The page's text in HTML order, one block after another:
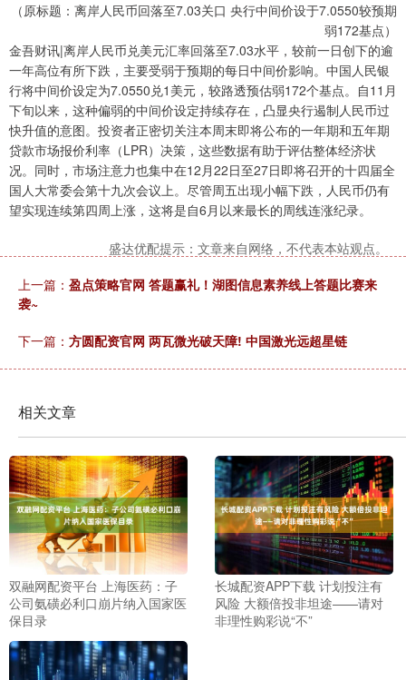
（原标题：离岸人民币回落至7.03关口 央行中间价设于7.0550较预期
弱172基点）
金吾财讯|离岸人民币兑美元汇率回落至7.03水平，较前一日创下的逾
一年高位有所下跌，主要受弱于预期的每日中间价影响。中国人民银
行将中间价设定为7.0550兑1美元，较路透预估弱172个基点。自11月
下旬以来，这种偏弱的中间价设定持续存在，凸显央行遏制人民币过
快升值的意图。投资者正密切关注本周末即将公布的一年期和五年期
贷款市场报价利率（LPR）决策，这些数据有助于评估整体经济状
况。同时，市场注意力也集中在12月22日至27日即将召开的十四届全
国人大常委会第十九次会议上。尽管周五出现小幅下跌，人民币仍有
望实现连续第四周上涨，这将是自6月以来最长的周线连涨纪录。
盛达优配提示：文章来自网络，不代表本站观点。
上一篇： 盈点策略官网 答题赢礼！湖图信息素养线上答题比赛来
袭~
下一篇： 方圆配资官网 两瓦微光破天障! 中国激光远超星链
相关文章
双融网配资平台 上海医药：子
公司氨磺必利口崩片纳入国家医
保目录
长城配资APP下载 计划投注有
风险 大额倍投非坦途——请对
非理性购彩说“不”